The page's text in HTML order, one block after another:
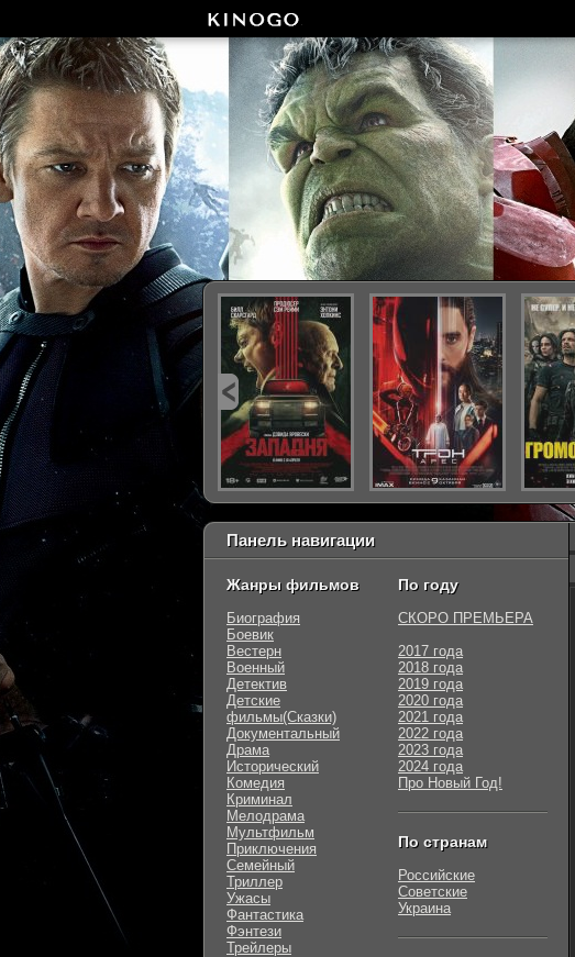
Панель навигации
Жанры фильмов
Биография
Боевик
Вестерн
Военный
Детектив
Детские
фильмы(Сказки)
Документальный
Драма
Исторический
Комедия
Криминал
Мелодрама
Мультфильм
Приключения
Семейный
Триллер
Ужасы
Фантастика
Фэнтези
Трейлеры
По году
СКОРО ПРЕМЬЕРА
2017 года
2018 года
2019 года
2020 года
2021 года
2022 года
2023 года
2024 года
Про Новый Год!
По странам
Российские
Советские
Украина